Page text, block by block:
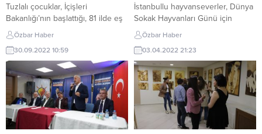
Tuzlalı çocuklar, İçişleri
Bakanlığı’nın başlattığı, 81 ilde eş
zamanlı düzenlenen ‘Elimizde
bayraklarla yaya geçitlerinde
buluşuyoruz’ projesi
çerçevesinde, ‘Yayalara öncelik
duruşu, hayata saygı duruşu’
etkinliğinde yaya geçidi çizgisi
kırmızıya boyandı. Evliya Çelebi
Mahallesi Hatboyu Caddesi
üzerinde bulunan Hacıoğulları
Özbar Haber
30.09.2022 10:59
İstanbullu hayvanseverler, Dünya
Sokak Hayvanları Günü için
İBB’nin Tepeören Bakımevinde bir
araya geliyor. İBB ve İstanbul
Gönüllüleri iş birliği ile
gerçekleşecek programda çeşitli
atölye çalışmaları yapılacak.
“Sahiplen İstanbul” projesi ile
yuva bulan can dostlarımız, yeni
ailelerine kavuşacak. İBB Genel
Sekreter Yardımcısı Murat
Özbar Haber
03.04.2022 21:23